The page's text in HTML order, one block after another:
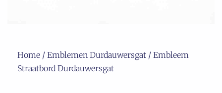
Home / Emblemen Durdauwersgat / Embleem
Straatbord Durdauwersgat